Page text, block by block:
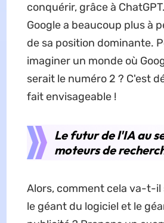
conquérir, grâce à
Google a beaucoup plus à
de sa position dominante.
imaginer un monde où
serait le numéro 2 ? C'est
fait envisageable !
Le futur de l'IA au
moteurs de
Alors, comment cela va-t-il
le géant du logiciel et le